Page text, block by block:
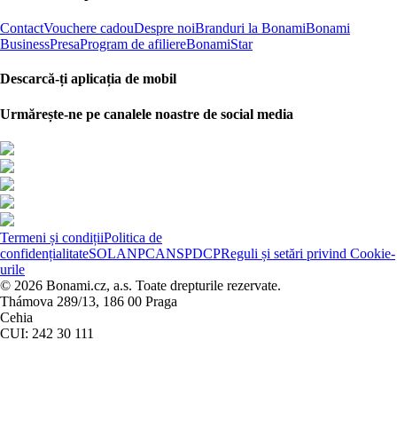
ContactVouchere cadouDespre noiBranduri la BonamiBonami
BusinessPresaProgram de afiliereBonamiStar
Descarcă-ți aplicația de mobil
Urmărește-ne pe canalele noastre de social media
Termeni și condițiiPolitica de
confidențialitateSOLANPCANSPDCPReguli și setări privind Cookie-
urile
© 2026 Bonami.cz, a.s. Toate drepturile rezervate.
Thámova 289/13, 186 00 Praga
Cehia
CUI: 242 30 111